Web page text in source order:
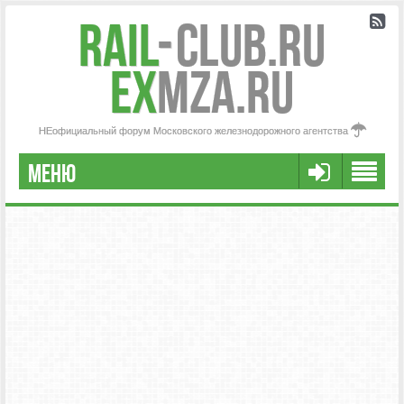
Rail-Club.RU
exMZA.RU
НЕофициальный форум Московского железнодорожного агентства
МЕНЮ
РЕГИСТРАЦИЯ